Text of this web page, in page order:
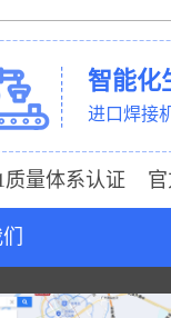
智能化
进口焊接
量体系认证 官